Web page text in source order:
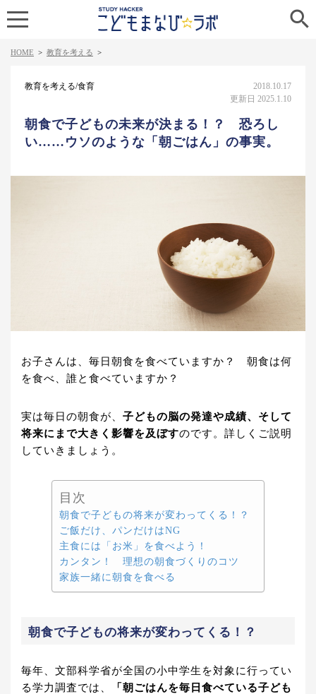

HOME > 教育を考える >
教育を考える/食育
2018.10.17
更新日 2025.1.10
朝食で子どもの未来が決まる！？ 恐ろし
い……ウソのような「朝ごはん」の事実。
お子さんは、毎日朝食を食べていますか？ 朝食は何
を食べ、誰と食べていますか？
実は毎日の朝食が、 子どもの脳の発達や成績、そして
将来にまで大きく影響を及ぼすのです。詳しくご説明
していきましょう。
目次
朝食で子どもの将来が変わってくる！？
ご飯だけ、パンだけはNG
主食には「お米」を食べよう！
カンタン！ 理想の朝食づくりのコツ
家族一緒に朝食を食べる
朝食で子どもの将来が変わってくる！？
毎年、文部科学省が全国の小中学生を対象に行ってい
る学力調査では、
「朝ごはんを毎日食べている子ども